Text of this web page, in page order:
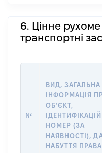
6. Цінне
транспортні
№
ВИД, ЗАГАЛЬНА
ІНФОРМАЦІЯ
ОБʼЄКТ,
НОМЕР (ЗА
НАЯВНОСТІ),
НАБУТТЯ ПРАВА